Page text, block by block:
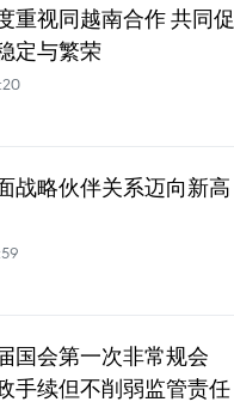
重视同越南合作 共同促
定与繁荣
战略伙伴关系迈向新高
国会第一次非常规会
手续但不削弱监管责任